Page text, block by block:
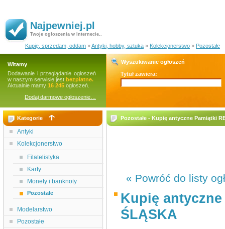
Najpewniej.pl
Twoje ogłoszenia w Internecie..
Kupię, sprzedam, oddam »Antyki, hobby, sztuka » Kolekcjonerstwo » Pozostałe
Witamy
Dodawanie i przeglądanie ogłoszeń
w naszym serwisie jest bezpłatne.
Aktualnie mamy 16 245 ogłoszeń.
Dodaj darmowe ogłoszenie…
Wyszukiwanie ogłoszeń
Tytuł zawiera:
Kategorie
Antyki
Kolekcjonerstwo
Filatelistyka
Karty
Monety i banknoty
Pozostałe
Modelarstwo
Pozostałe
Pozostałe - Kupię antyczne Pamiątki
« Powróć do listy
Kupię antyczne
ŚLĄSKA